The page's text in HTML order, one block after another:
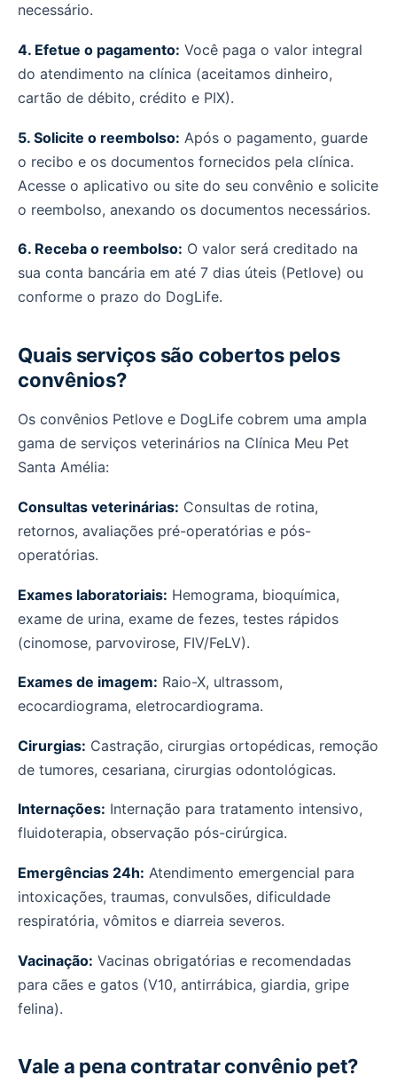
necessário.
4. Efetue o pagamento: Você paga o valor integral
do atendimento na clínica (aceitamos dinheiro,
cartão de débito, crédito e PIX).
5. Solicite o reembolso: Após o pagamento, guarde
o recibo e os documentos fornecidos pela clínica.
Acesse o aplicativo ou site do seu convênio e solicite
o reembolso, anexando os documentos necessários.
6. Receba o reembolso: O valor será creditado na
sua conta bancária em até 7 dias úteis (Petlove) ou
conforme o prazo do DogLife.
Quais serviços são cobertos pelos
convênios?
Os convênios Petlove e DogLife cobrem uma ampla
gama de serviços veterinários na Clínica Meu Pet
Santa Amélia:
Consultas veterinárias: Consultas de rotina,
retornos, avaliações pré-operatórias e pós-
operatórias.
Exames laboratoriais: Hemograma, bioquímica,
exame de urina, exame de fezes, testes rápidos
(cinomose, parvovirose, FIV/FeLV).
Exames de imagem: Raio-X, ultrassom,
ecocardiograma, eletrocardiograma.
Cirurgias: Castração, cirurgias ortopédicas, remoção
de tumores, cesariana, cirurgias odontológicas.
Internações: Internação para tratamento intensivo,
fluidoterapia, observação pós-cirúrgica.
Emergências 24h: Atendimento emergencial para
intoxicações, traumas, convulsões, dificuldade
respiratória, vômitos e diarreia severos.
Vacinação: Vacinas obrigatórias e recomendadas
para cães e gatos (V10, antirrábica, giardia, gripe
felina).
Vale a pena contratar convênio pet?